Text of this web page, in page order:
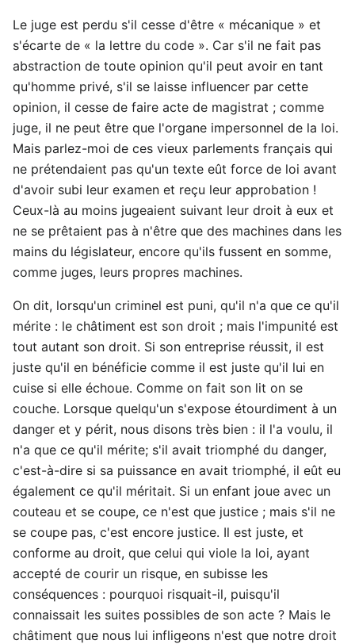
Le juge est perdu s'il cesse d'être « mécanique » et
s'écarte de « la lettre du code ». Car s'il ne fait pas
abstraction de toute opinion qu'il peut avoir en tant
qu'homme privé, s'il se laisse influencer par cette
opinion, il cesse de faire acte de magistrat ; comme
juge, il ne peut être que l'organe impersonnel de la loi.
Mais parlez-moi de ces vieux parlements français qui
ne prétendaient pas qu'un texte eût force de loi avant
d'avoir subi leur examen et reçu leur approbation !
Ceux-là au moins jugeaient suivant leur droit à eux et
ne se prêtaient pas à n'être que des machines dans les
mains du législateur, encore qu'ils fussent en somme,
comme juges, leurs propres machines.
On dit, lorsqu'un criminel est puni, qu'il n'a que ce qu'il
mérite : le châtiment est son droit ; mais l'impunité est
tout autant son droit. Si son entreprise réussit, il est
juste qu'il en bénéficie comme il est juste qu'il lui en
cuise si elle échoue. Comme on fait son lit on se
couche. Lorsque quelqu'un s'expose étourdiment à un
danger et y périt, nous disons très bien : il l'a voulu, il
n'a que ce qu'il mérite; s'il avait triomphé du danger,
c'est-à-dire si sa puissance en avait triomphé, il eût eu
également ce qu'il méritait. Si un enfant joue avec un
couteau et se coupe, ce n'est que justice ; mais s'il ne
se coupe pas, c'est encore justice. Il est juste, et
conforme au droit, que celui qui viole la loi, ayant
accepté de courir un risque, en subisse les
conséquences : pourquoi risquait-il, puisqu'il
connaissait les suites possibles de son acte ? Mais le
châtiment que nous lui infligeons n'est que notre droit